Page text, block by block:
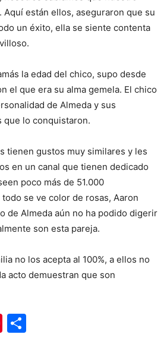
Aquí están ellos, aseguraron que su
un éxito, ella se siente contenta
la edad del chico, supo desde
el que era su alma gemela. El chico
de Almeda y sus
que lo conquistaron.
tienen gustos muy similares y les
en un canal que tienen dedicado
poco más de 51.000
se ve color de rosas, Aaron
de Almeda aún no ha podido digerir
son esta pareja.
no los acepta al 100%, a ellos no
acto demuestran que son
Pinterest